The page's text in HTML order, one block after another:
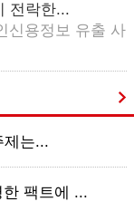
전락한...
신용정보 유출 사
제는...
한 팩트에 ...